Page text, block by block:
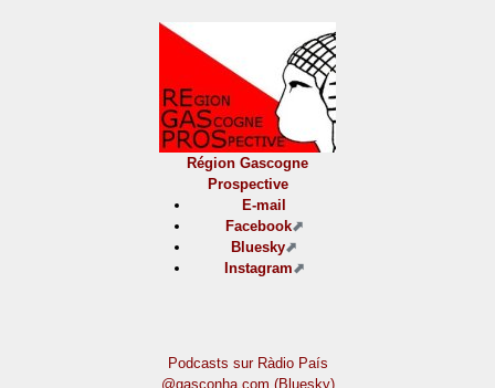
Région Gascogne
Prospective
E-mail
Facebook
Bluesky
Instagram
Podcasts sur Ràdio País
@gasconha.com (Bluesky)